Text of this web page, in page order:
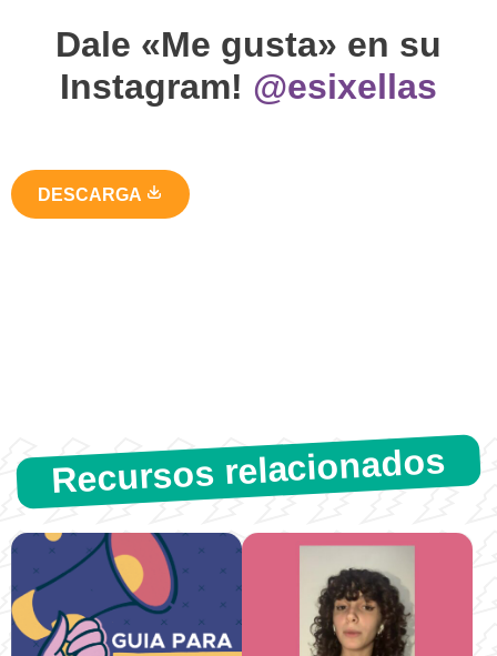
Dale «Me gusta» en su
Instagram! @esixellas
DESCARGA
Recursos relacionados